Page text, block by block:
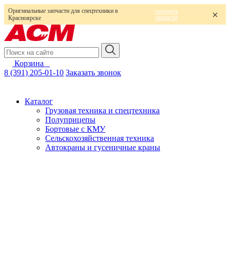
Оригинальные запчасти для спецтехники в
Красноярске
смотреть
запчасти
Корзина
8 (391) 205-01-10 Заказать звонок
Каталог
Грузовая техника и спецтехника
Полуприцепы
Бортовые с КМУ
Сельскохозяйственная техника
Автокраны и гусеничные краны